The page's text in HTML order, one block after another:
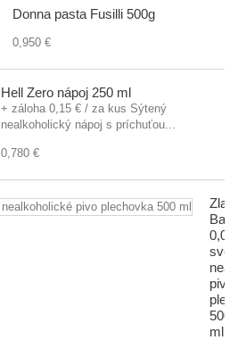
Donna pasta Fusilli 500g
0,950 €
Hell Zero nápoj 250 ml
+ záloha 0,15 € / za kus Sýtený
nealkoholický nápoj s príchuťou...
0,780 €
Zlatý
0,0%
pivo
500
ml